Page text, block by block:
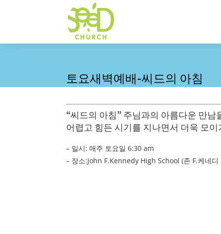
토요새벽예배-씨드의 아침
“씨드의 아침” 주님과의 아름다운 만남
어렵고 힘든 시기를 지나면서 더욱 모
– 일시: 매주 토요일 6:30 am
– 장소:John F.Kennedy High School (존 F.케네디